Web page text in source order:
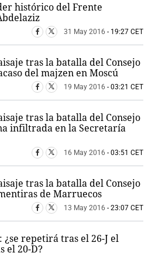
histórico del Frente
31 May 2016 - 19:27 CET
tras la batalla del Consejo
del majzen en Moscú
19 May 2016 - 03:21 CET
tras la batalla del Consejo
infiltrada en la Secretaría
16 May 2016 - 03:51 CET
tras la batalla del Consejo
de Marruecos
13 May 2016 - 23:07 CET
¿se repetirá tras el 26-J el
el 20-D?